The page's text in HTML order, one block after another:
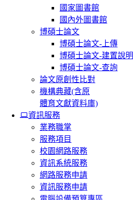
國家圖書館
國內外圖書館
博碩士論文
博碩士論文-上傳
博碩士論文-建置說明
博碩士論文-查詢
論文原創性比對
機構典藏(含原
體育文獻資料庫)
資訊服務
業務職掌
服務項目
校園網路服務
資訊系統服務
網路服務申請
資訊服務申請